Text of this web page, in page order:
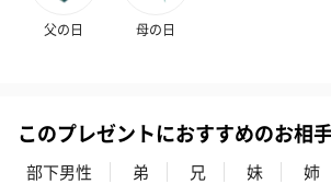
※20歳未満の方への酒類の販売はいたしませ
父の日 母の日
このプレゼントにおすすめのお相
部下男性 弟 兄 妹 姉